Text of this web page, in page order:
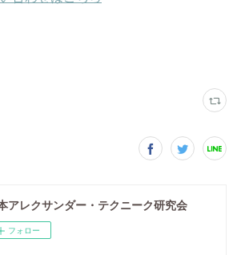
アレクサンダー・テクニーク研究会
フォロー